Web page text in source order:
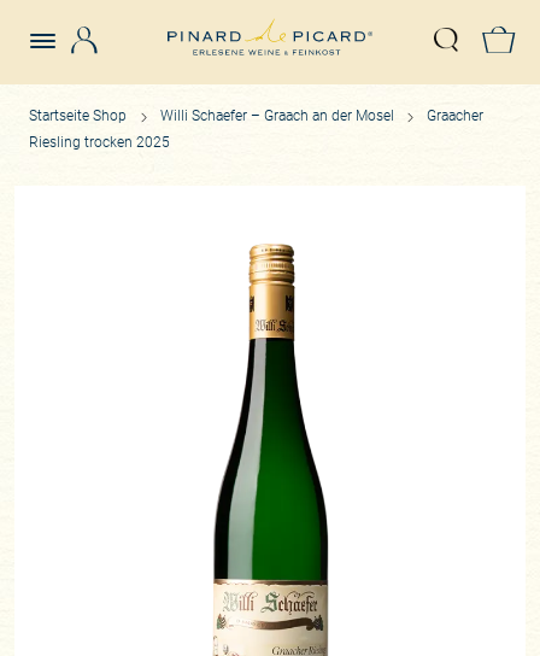
Suche
Startseite Shop Willi Schaefer – Graach an der Mosel
Graacher
Riesling trocken 2025